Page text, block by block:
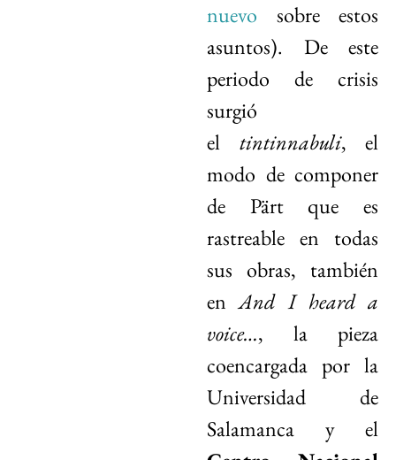
nuevo sobre estos
asuntos). De este
periodo de crisis
surgió
el tintinnabuli, el
modo de componer
de Pärt que es
rastreable en todas
sus obras, también
enAnd I heard a
voice…, la pieza
coencargada por la
Universidad de
Salamanca y el